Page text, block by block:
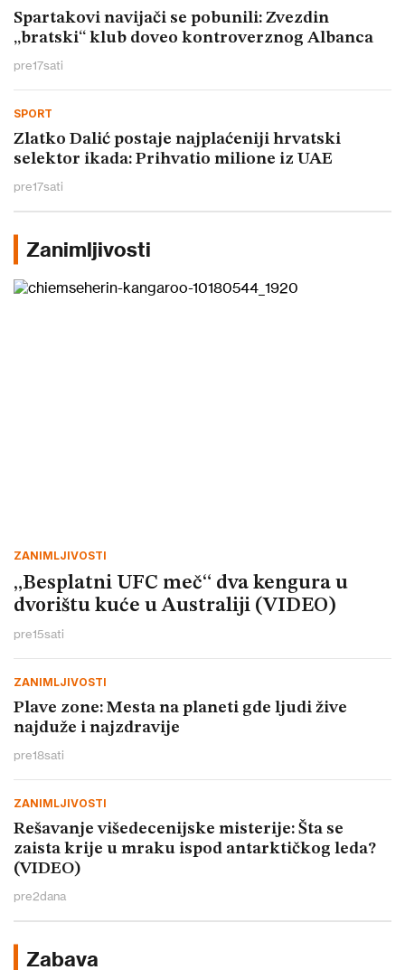
Spartakovi navijači se pobunili: Zvezdin
„bratski“ klub doveo kontroverznog Albanca
pre17sati
SPORT
Zlatko Dalić postaje najplaćeniji hrvatski
selektor ikada: Prihvatio milione iz UAE
pre17sati
Zanimljivosti
ZANIMLJIVOSTI
„Besplatni UFC meč“ dva kengura u
dvorištu kuće u Australiji (VIDEO)
pre15sati
ZANIMLJIVOSTI
Plave zone: Mesta na planeti gde ljudi žive
najduže i najzdravije
pre18sati
ZANIMLJIVOSTI
Rešavanje višedecenijske misterije: Šta se
zaista krije u mraku ispod antarktičkog leda?
(VIDEO)
pre2dana
Zabava